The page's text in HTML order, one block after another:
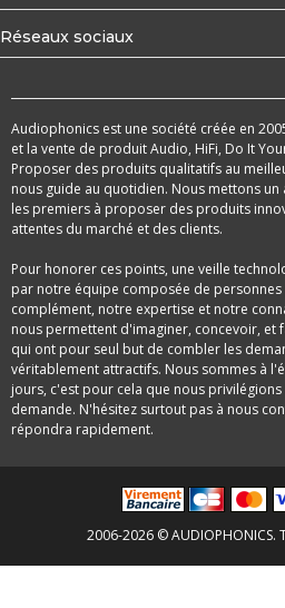
Réseaux sociaux
Audiophonics est une société créée en
et la vente de produit Audio, HiFi, Do It
Proposer des produits qualitatifs au
nous guide au quotidien. Nous mettons
les premiers à proposer des produits
attentes du marché et des clients.
Pour honorer ces points, une veille
par notre équipe composée de personnes
complément, notre expertise et notre
nous permettent d'imaginer, concevoir, et
qui ont pour seul but de combler les
véritablement attractifs. Nous sommes à
jours, c'est pour cela que nous
demande. N'hésitez surtout pas à nous
répondra rapidement.
2006-2026 © AUDIOPHONICS.